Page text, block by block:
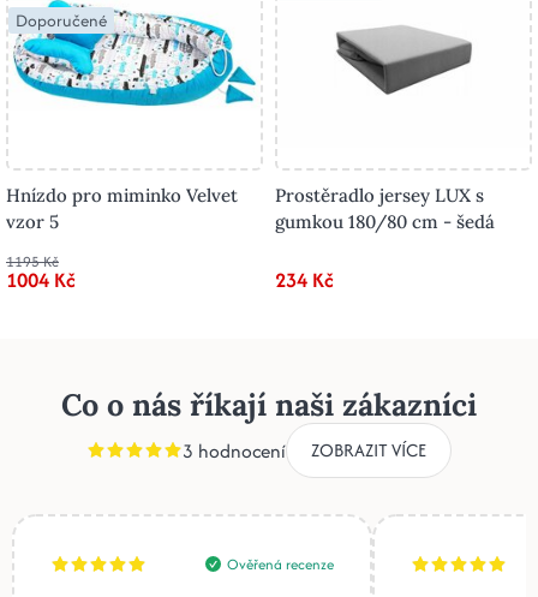
Doporučené
Hnízdo pro miminko Velvet
vzor 5
1195 Kč
1004 Kč
Prostěradlo jersey LUX s
gumkou 180/80 cm - šedá
234 Kč
Co o nás říkají naši zákazníci
3 hodnocení ZOBRAZIT VÍCE
Ověřená recenze